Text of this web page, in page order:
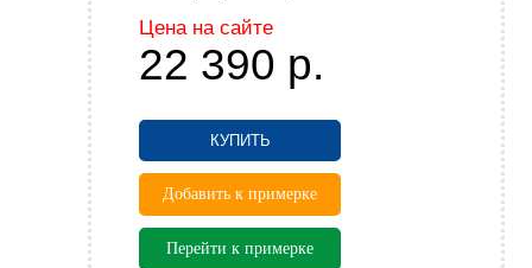
Цена на сайте
22 390 р.
КУПИТЬ
Добавить к примерке
Перейти к примерке